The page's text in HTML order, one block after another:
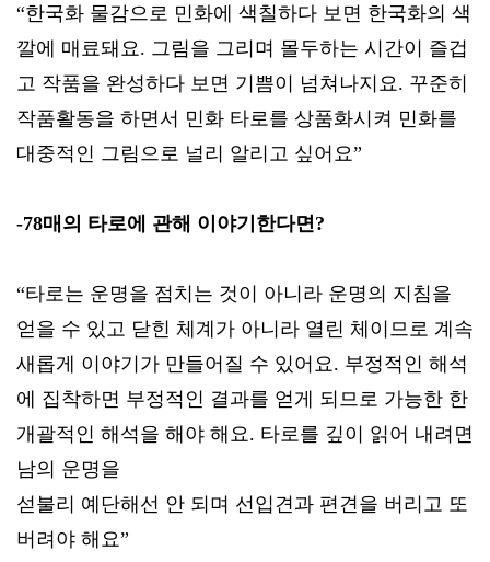
“한국화 물감으로 민화에 색칠하다 보면 한국화의 색
깔에 매료돼요. 그림을 그리며 몰두하는 시간이 즐겁
고 작품을 완성하다 보면 기쁨이 넘쳐나지요. 꾸준히
작품활동을 하면서 민화 타로를 상품화시켜 민화를
대중적인 그림으로 널리 알리고 싶어요”
-78매의 타로에 관해 이야기한다면?
“타로는 운명을 점치는 것이 아니라 운명의 지침을
얻을 수 있고 닫힌 체계가 아니라 열린 체이므로 계속
새롭게 이야기가 만들어질 수 있어요. 부정적인 해석
에 집착하면 부정적인 결과를 얻게 되므로 가능한 한
개괄적인 해석을 해야 해요. 타로를 깊이 읽어 내려면
남의 운명을
섣불리 예단해선 안 되며 선입견과 편견을 버리고 또
버려야 해요”